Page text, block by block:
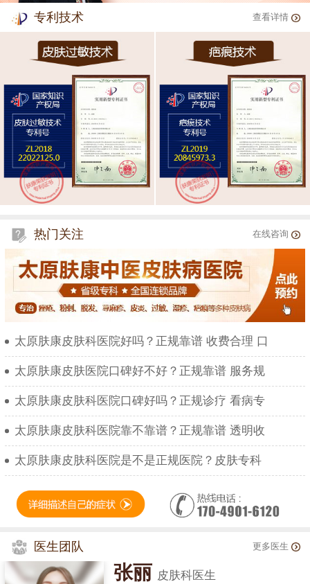
专利技术 查看详情
热门关注 在线咨询
太原肤康皮肤科医院好吗？正规靠谱 收费合理 口
太原肤康皮肤医院口碑好不好？正规靠谱 服务规
太原肤康皮肤科医院口碑好吗？正规诊疗 看病专
太原肤康皮肤科医院靠不靠谱？正规靠谱 透明收
太原肤康皮肤科医院是不是正规医院？皮肤专科
医生团队 更多医生
张丽 皮肤科医生